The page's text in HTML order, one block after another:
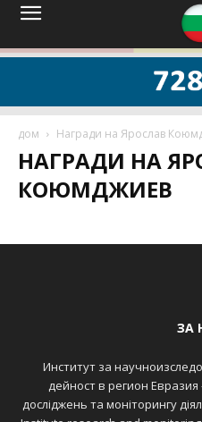
дом Награди на Ярослав
НАГРАДИ НА
КОЮМДЖИЕВ
ЗА
Институт за
дейност в регион Евразия
досліджень та моніторингу